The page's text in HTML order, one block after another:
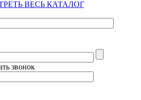
ВЕСЬ КАТАЛОГ
звонок